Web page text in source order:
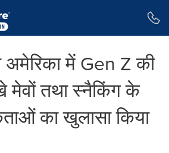
में Gen Z की
तथा स्नैकिंग के
का खुलासा किया